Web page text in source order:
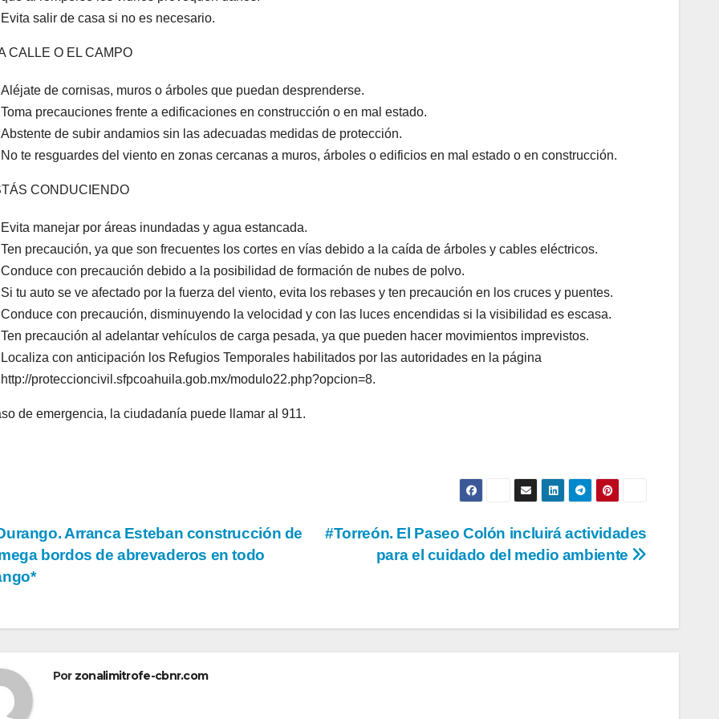
Evita salir de casa si no es necesario.
CALLE O EL CAMPO
Aléjate de cornisas, muros o árboles que puedan desprenderse.
Toma precauciones frente a edificaciones en construcción o en mal estado.
Abstente de subir andamios sin las adecuadas medidas de protección.
No te resguardes del viento en zonas cercanas a muros, árboles o edificios en mal estado o en construcción.
CONDUCIENDO
Evita manejar por áreas inundadas y agua estancada.
Ten precaución, ya que son frecuentes los cortes en vías debido a la caída de árboles y cables eléctricos.
Conduce con precaución debido a la posibilidad de formación de nubes de polvo.
Si tu auto se ve afectado por la fuerza del viento, evita los rebases y ten precaución en los cruces y puentes.
Conduce con precaución, disminuyendo la velocidad y con las luces encendidas si la visibilidad es escasa.
Ten precaución al adelantar vehículos de carga pesada, ya que pueden hacer movimientos imprevistos.
Localiza con anticipación los Refugios Temporales habilitados por las autoridades en la página
http://proteccioncivil.sfpcoahuila.gob.mx/modulo22.php?opcion=8.
de emergencia, la ciudadanía puede llamar al 911.
#Torreón. El Paseo Colón incluirá actividades
para el cuidado del medio ambiente
Arranca Esteban construcción de
bordos de abrevaderos en todo
Por zonalimitrofe-cbnr.com